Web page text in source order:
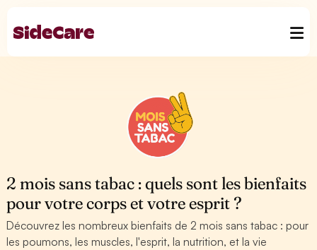
2 mois sans tabac : quels sont les bienfaits
pour votre corps et votre esprit ?
Découvrez les nombreux bienfaits de 2 mois sans tabac : pour
les poumons, les muscles, l'esprit, la nutrition, et la vie